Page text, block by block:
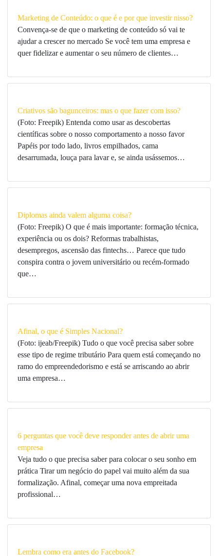
Marketing de Conteúdo: o que é e por que investir nisso?
Convença-se de que o marketing de conteúdo só vai te
ajudar a crescer no mercado Se você tem uma empresa e
quer fidelizar e aumentar o seu número de clientes…
Criativos são bagunceiros: mas o que fazer com isso?
(Foto: Freepik) Entenda como usar as descobertas
científicas sobre o nosso comportamento a nosso favor
Papéis por todo lado, livros empilhados, cama
desarrumada, louça para lavar e, se ainda usássemos…
Diplomas ainda valem alguma coisa?
(Foto: Freepik) O que é mais importante: formação técnica,
experiência ou os dois? Reformas trabalhistas,
desempregos, ascensão das fintechs… Parece que tudo
conspira contra o jovem universitário ou recém-formado
que…
Afinal, o que é Simples Nacional?
(Foto: ijeab/Freepik) Tudo o que você precisa saber sobre
esse tipo de regime tributário Para quem está começando no
ramo do empreendedorismo e está se arriscando ao abrir
uma empresa…
6 perguntas que você deve responder antes de abrir uma
empresa
Veja tudo o que precisa saber para colocar o seu sonho em
prática Tirar um negócio do papel vai muito além da sua
formalização. Afinal, começar uma nova empreitada
profissional…
Lembra como era antes do Facebook?